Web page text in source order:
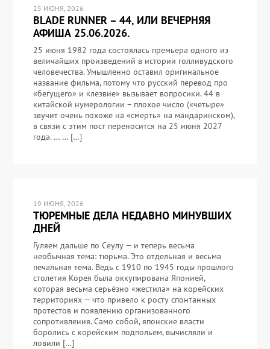
25 ИЮНЯ, 2026
BLADE RUNNER – 44, ИЛИ ВЕЧЕРНЯЯ
АФИША 25.06.2026.
25 июня 1982 года состоялась премьера одного из
величайших произведений в истории голливудского
человечества. Умышленно оставил оригинальное
название фильма, потому что русский перевод про
«бегущего» и «лезвие» вызывает вопросики. 44 в
китайской нумерологии – плохое число («четыре»
звучит очень похоже на «смерть» на мандаринском),
в связи с этим пост переносится на 25 июня 2027
года. … … […]
19 ИЮНЯ, 2026
ТЮРЕМНЫЕ ДЕЛА НЕДАВНО МИНУВШИХ
ДНЕЙ
Гуляем дальше по Сеулу — и теперь весьма
необычная тема: тюрьма. Это отдельная и весьма
печальная тема. Ведь с 1910 по 1945 годы прошлого
столетия Корея была оккупирована Японией,
которая весьма серьёзно «жестила» на корейских
территориях — что привело к росту спонтанных
протестов и появлению организованного
сопротивления. Само собой, японские власти
боролись с корейским подпольем, вычисляли и
ловили […]